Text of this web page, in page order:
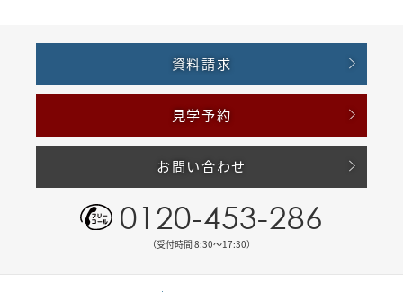
資料請求
見学予約
お問い合わせ
0120-453-286
（受付時間 8:30〜17:30）